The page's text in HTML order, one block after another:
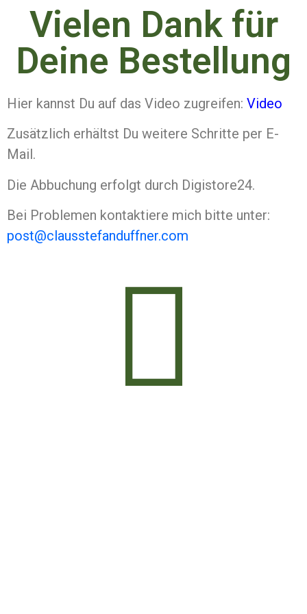
Vielen Dank für
Deine Bestellung
Hier kannst Du auf das Video zugreifen: Video
Zusätzlich erhältst Du weitere Schritte per E-
Mail.
Die Abbuchung erfolgt durch Digistore24.
Bei Problemen kontaktiere mich bitte unter:
post@clausstefanduffner.com